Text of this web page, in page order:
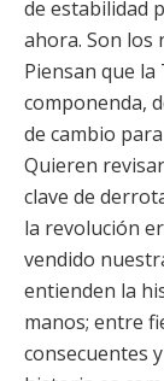
de estabilidad
ahora. Son los
Piensan que
componenda,
de cambio
Quieren
clave de
la revolución
vendido
entienden la
manos; entre
consecuentes